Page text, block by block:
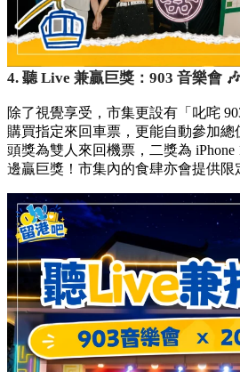
4. 聽 Live 兼贏巨獎：903 音樂會 🎶
除了視覺享受，市集更設有「叱咤
購買指定來回車票，更能自動參加總
頭獎為雙人來回機票，二獎為 iPhone
邊贏巨獎！市集內的食肆亦會提供限